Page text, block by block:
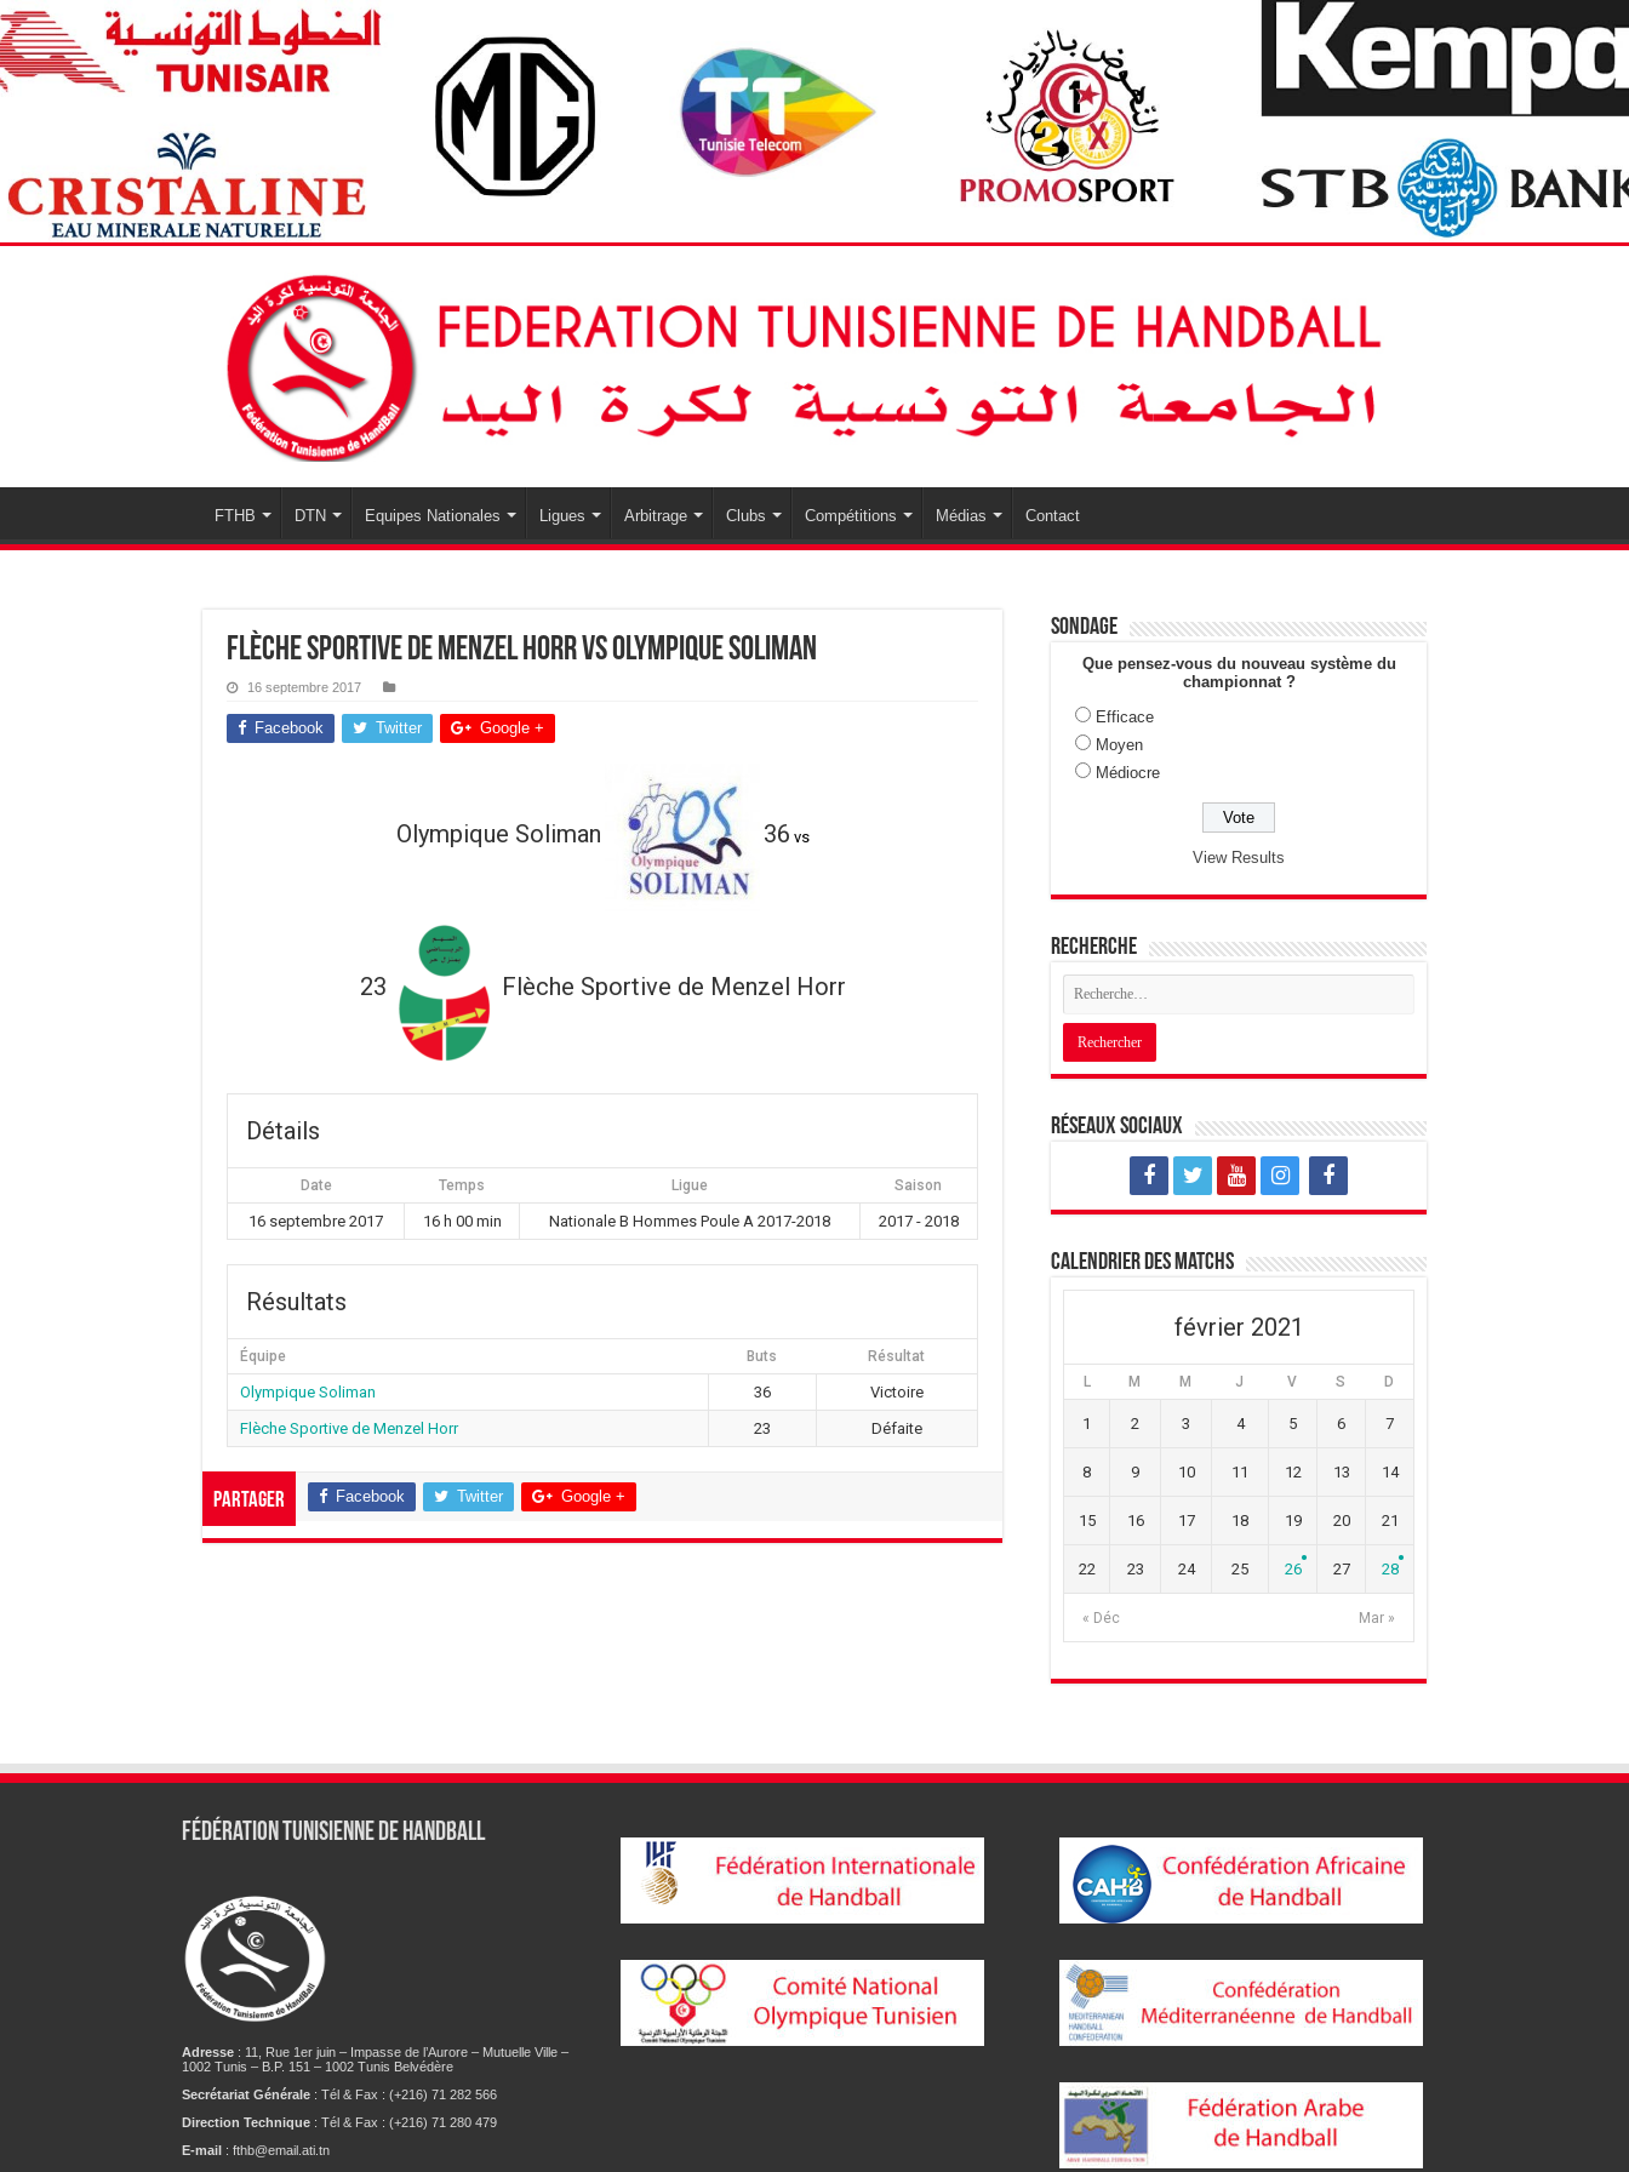
FTHB DTN Equipes Nationales Ligues Arbitrage Clubs Compétitions Médias Contact
Flèche Sportive de Menzel Horr vs Olympique Soliman
16 septembre 2017
Facebook Twitter Google +
Olympique Soliman 36 vs
23 Flèche Sportive de Menzel Horr
Détails
Date Temps Ligue Saison
16 septembre 2017 16 h 00 min Nationale B Hommes Poule A 2017-2018 2017 - 2018
Résultats
Équipe Buts Résultat
Olympique Soliman 36
Victoire
Flèche Sportive de Menzel Horr
23 Défaite
Partager Facebook Twitter Google +
Sondage
Que pensez-vous du nouveau système du
championnat ?
Efficace
Moyen
Médiocre
View Results
Recherche
Réseaux sociaux
Calendrier des matchs
février 2021
L M M J V S D
« Déc Mar »
1 2 3 4 5 6 7
8 9 10 11 12 13 14
15 16 17 18 19 20 21
22 23 24 25 26 27 28
Fédération tunisienne de Handball
Adresse: 11, Rue 1er juin – Impasse de l’Aurore – Mutuelle Ville –
1002 Tunis – B.P. 151 – 1002 Tunis Belvédère
Secrétariat Générale: Tél & Fax : (+216) 71 282 566
Direction Technique : Tél & Fax : (+216) 71 280 479
E-mail: fthb@email.ati.tn